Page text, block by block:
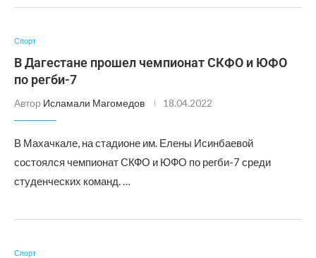
Спорт
В Дагестане прошел чемпионат СКФО и ЮФО
по регби-7
Автор Исламали Магомедов 18.04.2022
В Махачкале, на стадионе им. Елены Исинбаевой
состоялся чемпионат СКФО и ЮФО по регби-7 среди
студенческих команд. …
Спорт